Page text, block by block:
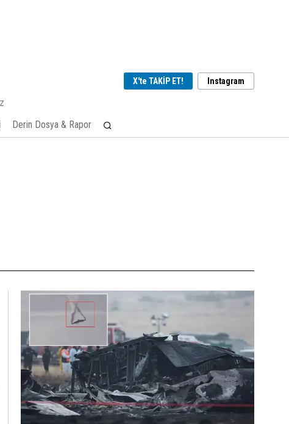
X'te TAKİP ET! Instagram
Derin Dosya & Rapor